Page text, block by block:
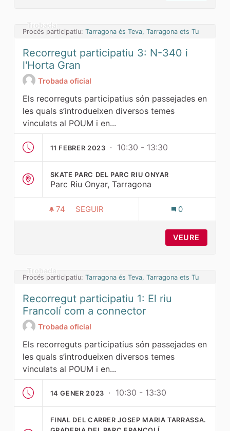
Procés participatiu: Tarragona és Teva, Tarragona ets Tu
Recorregut participatiu 3: N-340 i
l'Horta Gran
Trobada oficial
Els recorreguts participatius són passejades en
les quals s’introdueixen diversos temes
vinculats al POUM i en...
11 FEBRER 2023 · 10:30 - 13:30
SKATE PARC DEL PARC RIU ONYAR
Parc Riu Onyar, Tarragona
74 74 SEGUIDORES
SEGUIR 0
VEURE
Procés participatiu: Tarragona és Teva, Tarragona ets Tu
Recorregut participatiu 1: El riu
Francolí com a connector
Trobada oficial
Els recorreguts participatius són passejades en
les quals s’introdueixen diversos temes
vinculats al POUM i en...
14 GENER 2023 · 10:30 - 13:30
FINAL DEL CARRER JOSEP MARIA TARRASSA.